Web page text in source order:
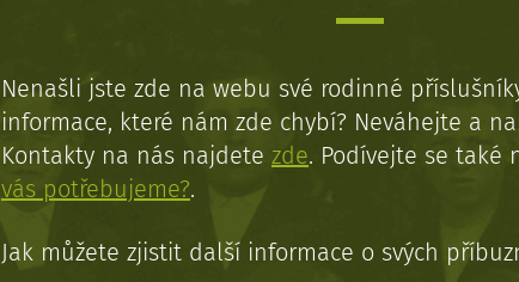
Nenašli jste zde na webu své rodinné
informace, které nám zde chybí? Neváhejte a
Kontakty na nás najdete zde. Podívejte se také
vás potřebujeme?.
Jak můžete zjistit další informace o svých